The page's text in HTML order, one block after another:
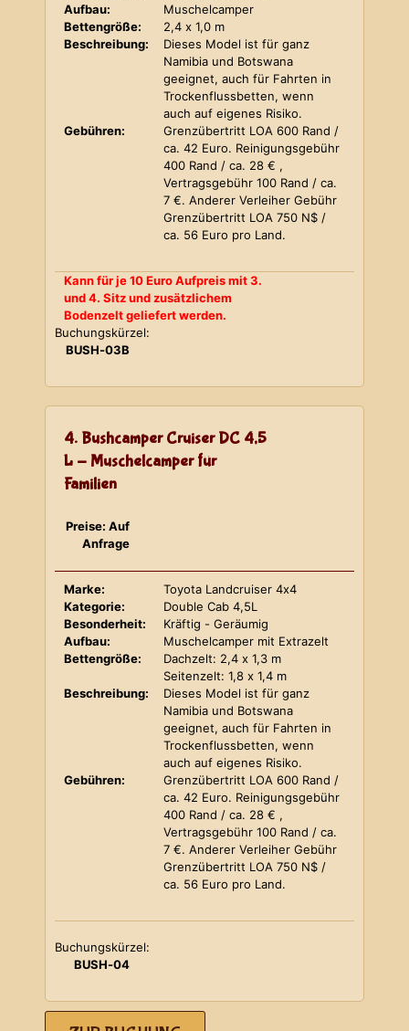
Aufbau:
Muschelcamper
Bettengröße:
2,4 x 1,0 m
Beschreibung:
Dieses Model ist für ganz
Namibia und Botswana
geeignet, auch für Fahrten in
Trockenflussbetten, wenn
auch auf eigenes Risiko.
Gebühren:
Grenzübertritt LOA 600 Rand /
ca. 42 Euro. Reinigungsgebühr
400 Rand / ca. 28 € ,
Vertragsgebühr 100 Rand / ca.
7 €. Anderer Verleiher Gebühr
Grenzübertritt LOA 750 N$ /
ca. 56 Euro pro Land.
Kann für je 10 Euro Aufpreis mit 3.
und 4. Sitz und zusätzlichem
Bodenzelt geliefert werden.
Buchungskürzel:
BUSH-03B
4. Bushcamper Cruiser DC 4,5
L - Muschelcamper für
Familien
Preise: Auf
Anfrage
Marke:
Toyota Landcruiser 4x4
Kategorie:
Double Cab 4,5L
Besonderheit:
Kräftig - Geräumig
Aufbau:
Muschelcamper mit Extrazelt
Bettengröße:
Dachzelt: 2,4 x 1,3 m
Seitenzelt: 1,8 x 1,4 m
Beschreibung:
Dieses Model ist für ganz
Namibia und Botswana
geeignet, auch für Fahrten in
Trockenflussbetten, wenn
auch auf eigenes Risiko.
Gebühren:
Grenzübertritt LOA 600 Rand /
ca. 42 Euro. Reinigungsgebühr
400 Rand / ca. 28 € ,
Vertragsgebühr 100 Rand / ca.
7 €. Anderer Verleiher Gebühr
Grenzübertritt LOA 750 N$ /
ca. 56 Euro pro Land.
Buchungskürzel:
BUSH-04